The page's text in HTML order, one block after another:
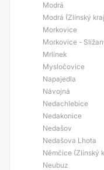
Modrá
Modrá (Zlínský
Morkovice
Morkovice -
Mrlínek
Mysločovice
Napajedla
Návojná
Nedachlebice
Nedakonice
Nedašov
Nedašova Lhota
Němčice (Zlínský
Neubuz